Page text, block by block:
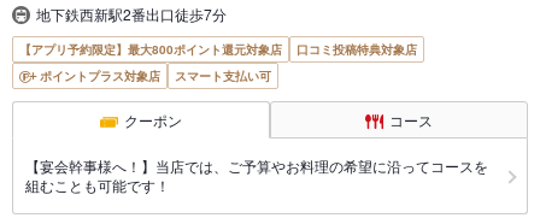
地下鉄西新駅2番出口徒歩7分
【アプリ予約限定】最大800ポイント還元対象店
口コミ投稿特典対象店
ポイントプラス対象店
スマート支払い可
クーポン コース
【宴会幹事様へ！】当店では、ご予算やお料理の希望に沿ってコースを
組むことも可能です！